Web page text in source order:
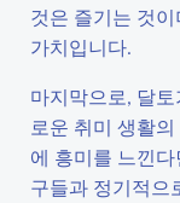
것은 즐기는 것
가치입니다.
마지막으로, 달
로운 취미 생활
에 흥미를 느낀
구들과 정기적으